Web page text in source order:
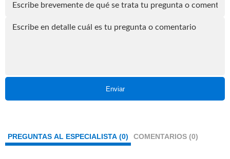
Enviar
PREGUNTAS AL ESPECIALISTA (0) COMENTARIOS (0)